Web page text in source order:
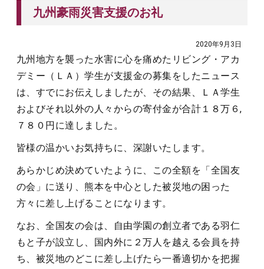
九州豪雨災害支援のお礼
2020年9月3日
九州地方を襲った水害に心を痛めたリビング・アカ
デミー（ＬＡ）学生が支援金の募集をしたニュース
は、すでにお伝えしましたが、その結果、ＬＡ学生
およびそれ以外の人々からの寄付金が合計１８万６,
７８０円に達しました。
皆様の温かいお気持ちに、深謝いたします。
あらかじめ決めていたように、この全額を「全国友
の会」に送り、熊本を中心とした被災地の困った
方々に差し上げることになります。
なお、全国友の会は、自由学園の創立者である羽仁
もと子が設立し、国内外に２万人を越える会員を持
ち、被災地のどこに差し上げたら一番適切かを把握